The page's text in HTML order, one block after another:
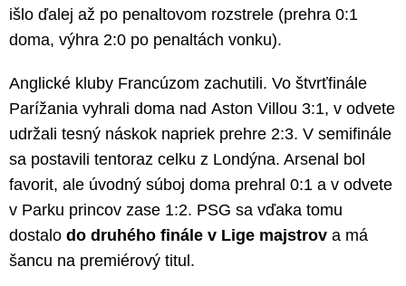
išlo ďalej až po penaltovom rozstrele (prehra 0:1
doma, výhra 2:0 po penaltách vonku).
Anglické kluby Francúzom zachutili. Vo štvrťfinále
Parížania vyhrali doma nad Aston Villou 3:1, v odvete
udržali tesný náskok napriek prehre 2:3. V semifinále
sa postavili tentoraz celku z Londýna. Arsenal bol
favorit, ale úvodný súboj doma prehral 0:1 a v odvete
v Parku princov zase 1:2. PSG sa vďaka tomu
dostalo do druhého finále v Lige majstrov a má
šancu na premiérový titul.